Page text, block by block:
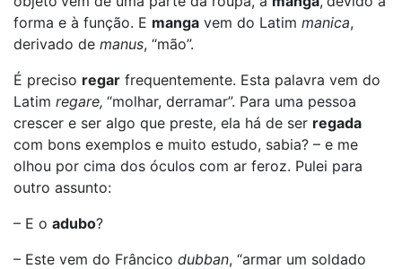
forma e à função. E manga vem do Latim manica,
derivado de manus, “mão”.
É preciso regar frequentemente. Esta palavra vem do
Latim regare, “molhar, derramar”. Para uma pessoa
crescer e ser algo que preste, ela há de ser regada
com bons exemplos e muito estudo, sabia? – e me
olhou por cima dos óculos com ar feroz. Pulei para
outro assunto:
– E o adubo?
– Este vem do Frâncico dubban, “armar um soldado